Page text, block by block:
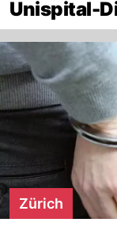
Unispital-
Zürich